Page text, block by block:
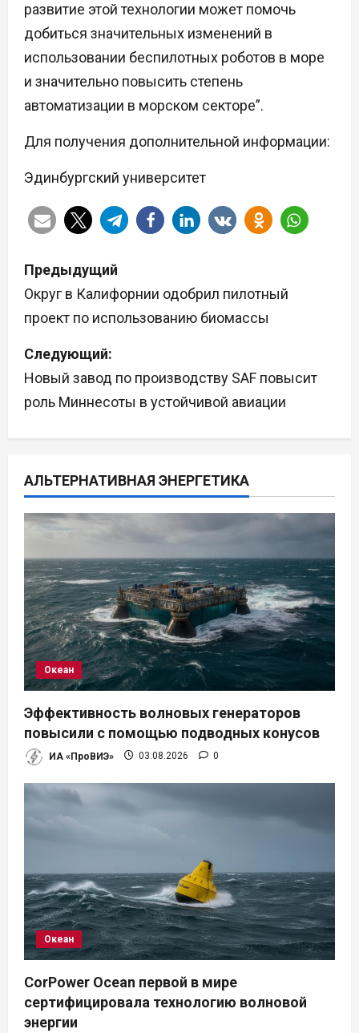
развитие этой технологии может помочь
добиться значительных изменений в
использовании беспилотных роботов в море
и значительно повысить степень
автоматизации в морском секторе”.
Для получения дополнительной информации:
Эдинбургский университет
Н
а
в
и
г
и
я
п
о
з
а
п
и
с
я
м
Предыдущий
Округ в Калифорнии одобрил пилотный
проект по использованию биомассы
Следующий:
Новый завод по производству SAF повысит
роль Миннесоты в устойчивой авиации
АЛЬТЕРНАТИВНАЯ ЭНЕРГЕТИКА
Океан
Эффективность волновых генераторов
повысили с помощью подводных конусов
ИА «ПроВИЭ» 03.08.2026 0
Океан
CorPower Ocean первой в мире
сертифицировала технологию волновой
энергии